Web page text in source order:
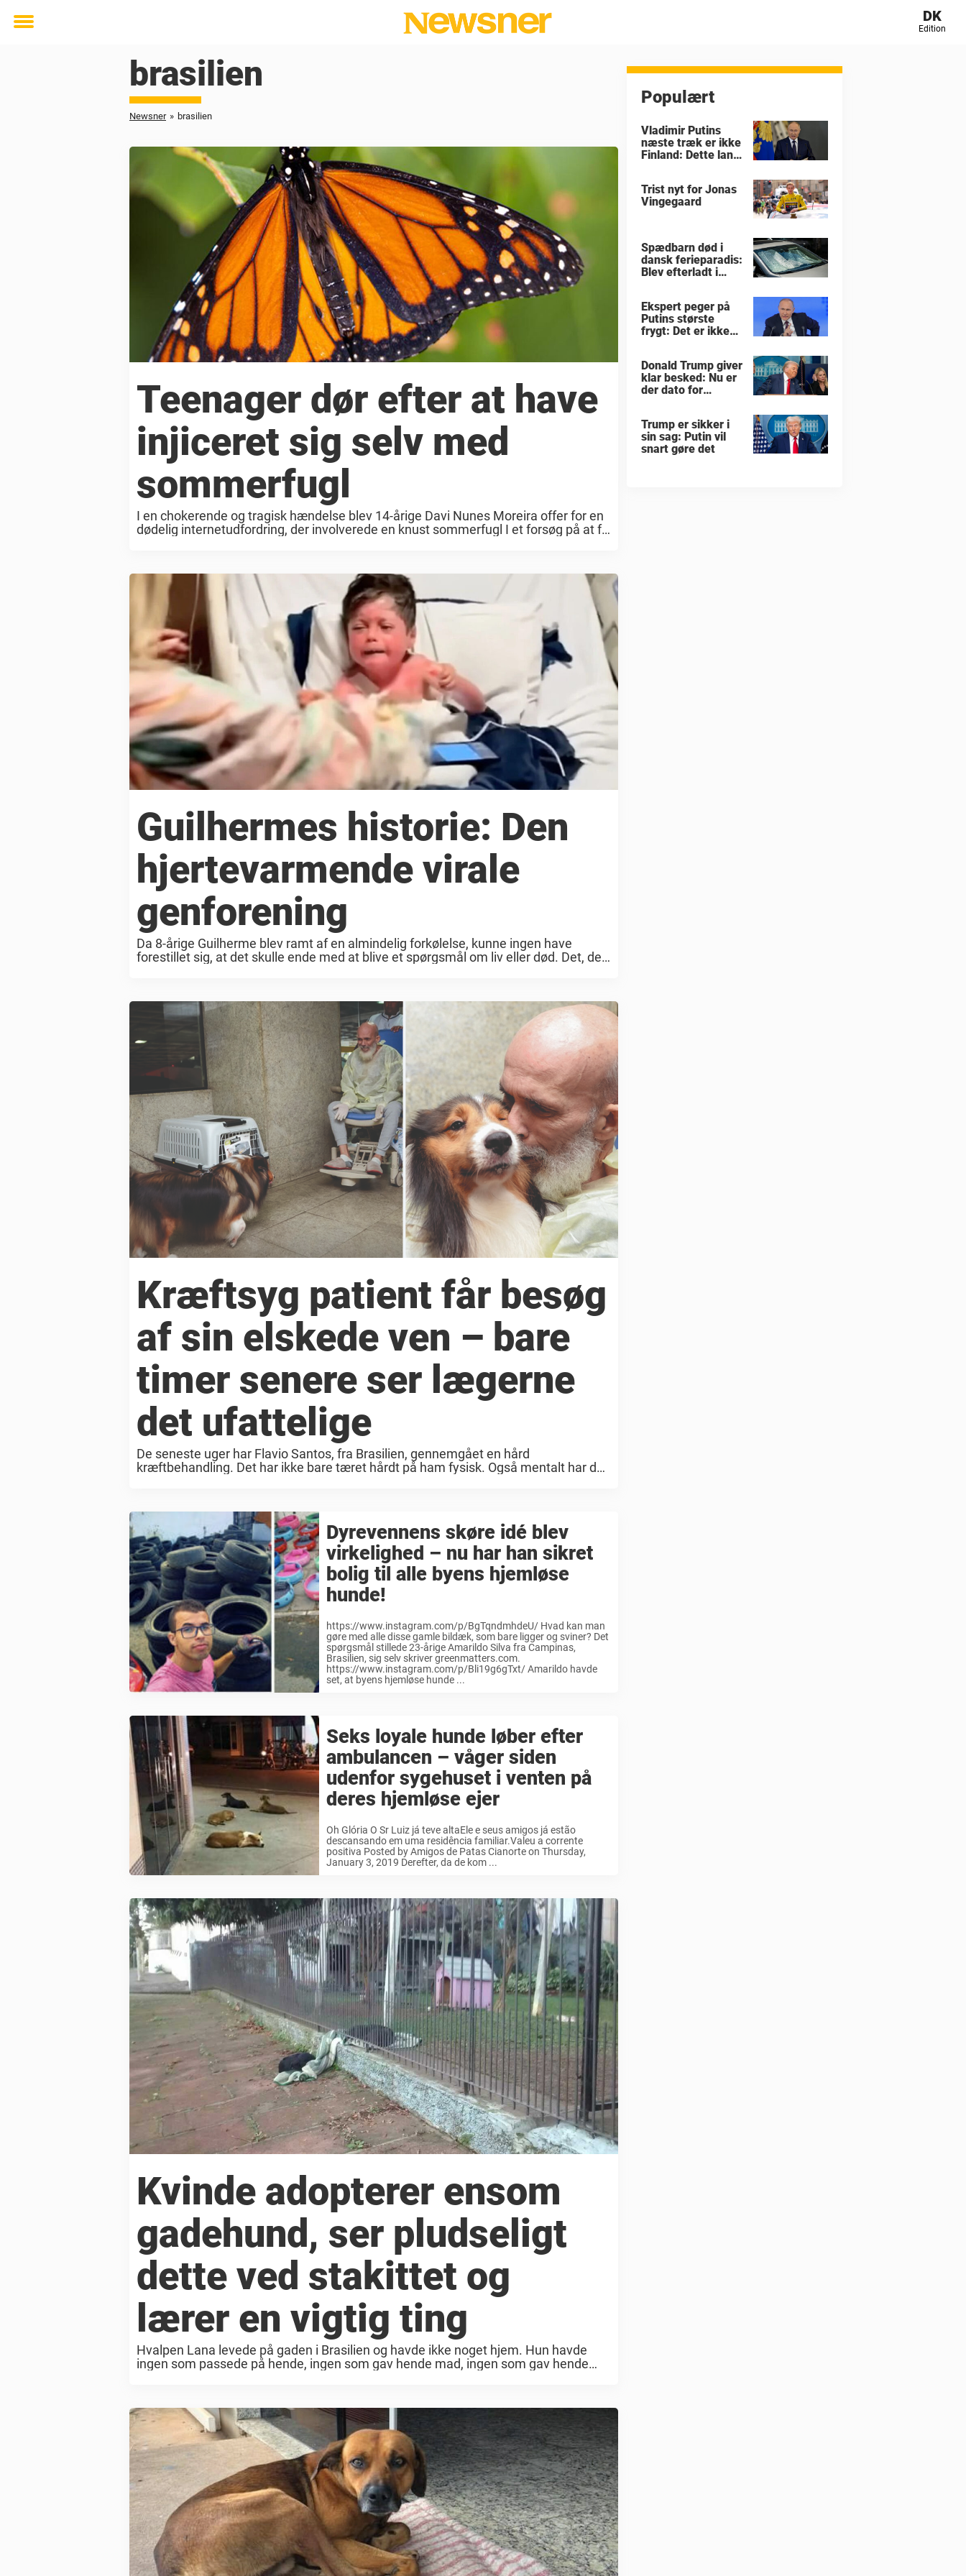
Toggle
DK
Edition
brasilien
Newsner » brasilien
Teenager dør efter at have
injiceret sig selv med
sommerfugl
I en chokerende og tragisk hændelse blev 14-årige Davi Nunes Moreira offer for en
dødelig internetudfordring, der involverede en knust sommerfugl I et forsøg på at få
Guilhermes historie: Den
hjertevarmende virale
genforening
Da 8-årige Guilherme blev ramt af en almindelig forkølelse, kunne ingen have
forestillet sig, at det skulle ende med at blive et spørgsmål om liv eller død. Det, der
Kræftsyg patient får besøg
af sin elskede ven – bare
timer senere ser lægerne
det ufattelige
De seneste uger har Flavio Santos, fra Brasilien, gennemgået en hård
kræftbehandling. Det har ikke bare tæret hårdt på ham fysisk. Også mentalt har det
Dyrevennens skøre idé blev
virkelighed – nu har han sikret
bolig til alle byens hjemløse
hunde!
https://www.instagram.com/p/BgTqndmhdeU/ Hvad kan man
gøre med alle disse gamle bildæk, som bare ligger og sviner? Det
spørgsmål stillede 23-årige Amarildo Silva fra Campinas,
Brasilien, sig selv skriver greenmatters.com.
https://www.instagram.com/p/Bli19g6gTxt/ Amarildo havde
set, at byens hjemløse hunde ...
Seks loyale hunde løber efter
ambulancen – våger siden
udenfor sygehuset i venten på
deres hjemløse ejer
Oh Glória O Sr Luiz já teve altaEle e seus amigos já estão
descansando em uma residência familiar.Valeu a corrente
positiva Posted by Amigos de Patas Cianorte on Thursday,
January 3, 2019 Derefter, da de kom ...
Kvinde adopterer ensom
gadehund, ser pludseligt
dette ved stakittet og
lærer en vigtig ting
Hvalpen Lana levede på gaden i Brasilien og havde ikke noget hjem. Hun havde
ingen som passede på hende, ingen som gav hende mad, ingen som gav hende
Populært
Vladimir Putins
næste træk er ikke
Finland: Dette land
Trist nyt for Jonas
Vingegaard
Spædbarn død i
dansk ferieparadis:
Blev efterladt i
Ekspert peger på
Putins største
frygt: Det er ikke
Donald Trump giver
klar besked: Nu er
der dato for
Trump er sikker i
sin sag: Putin vil
snart gøre det